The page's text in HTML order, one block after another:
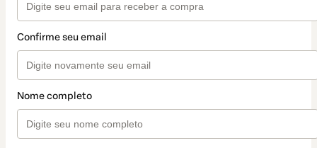
Confirme seu email
Nome completo